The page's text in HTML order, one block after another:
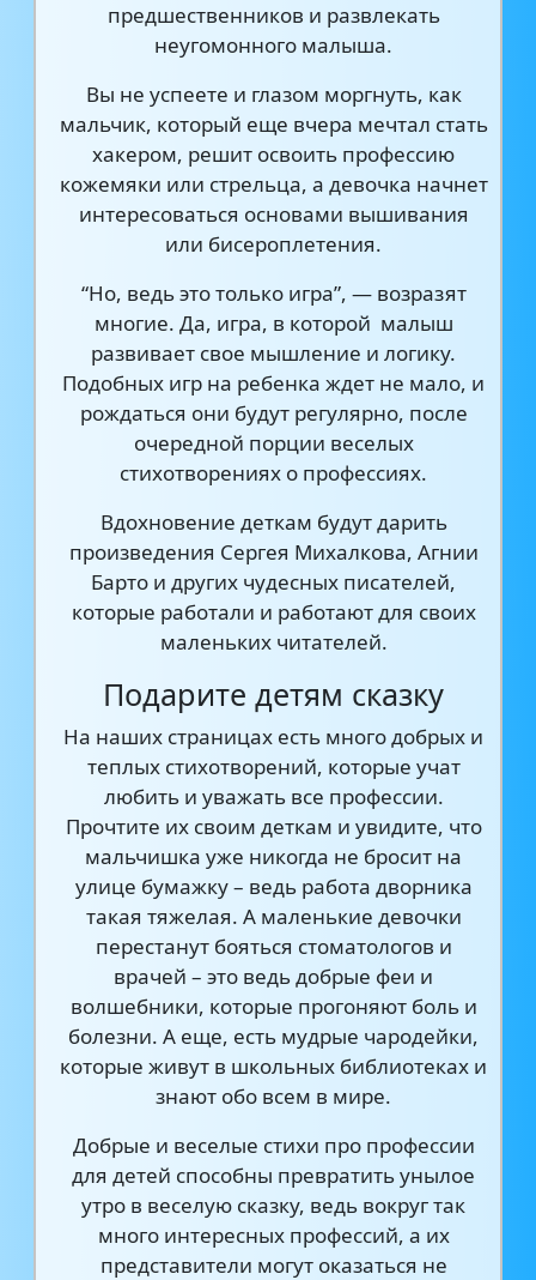
предшественников и развлекать
неугомонного малыша.
Вы не успеете и глазом моргнуть, как
мальчик, который еще вчера мечтал стать
хакером, решит освоить профессию
кожемяки или стрельца, а девочка начнет
интересоваться основами вышивания
или бисероплетения.
“Но, ведь это только игра”, — возразят
многие. Да, игра, в которой малыш
развивает свое мышление и логику.
Подобных игр на ребенка ждет не мало, и
рождаться они будут регулярно, после
очередной порции веселых
стихотворениях о профессиях.
Вдохновение деткам будут дарить
произведения Сергея Михалкова, Агнии
Барто и других чудесных писателей,
которые работали и работают для своих
маленьких читателей.
Подарите детям сказку
На наших страницах есть много добрых и
теплых стихотворений, которые учат
любить и уважать все профессии.
Прочтите их своим деткам и увидите, что
мальчишка уже никогда не бросит на
улице бумажку – ведь работа дворника
такая тяжелая. А маленькие девочки
перестанут бояться стоматологов и
врачей – это ведь добрые феи и
волшебники, которые прогоняют боль и
болезни. А еще, есть мудрые чародейки,
которые живут в школьных библиотеках и
знают обо всем в мире.
Добрые и веселые стихи про профессии
для детей способны превратить унылое
утро в веселую сказку, ведь вокруг так
много интересных профессий, а их
представители могут оказаться не